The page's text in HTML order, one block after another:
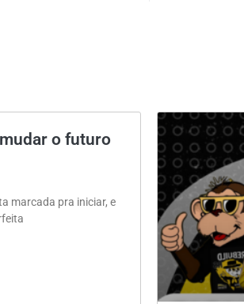
o futuro
marcada pra iniciar, e